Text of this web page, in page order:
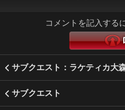
コメントを記入する
サブクエスト：ラケティカ大
サブクエスト